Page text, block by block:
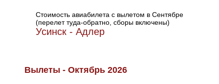
Стоимость авиабилета с вылетом в Сентябре
(перелет туда-обратно, сборы включены)
Усинск - Адлер
Вылеты - Октябрь 2026